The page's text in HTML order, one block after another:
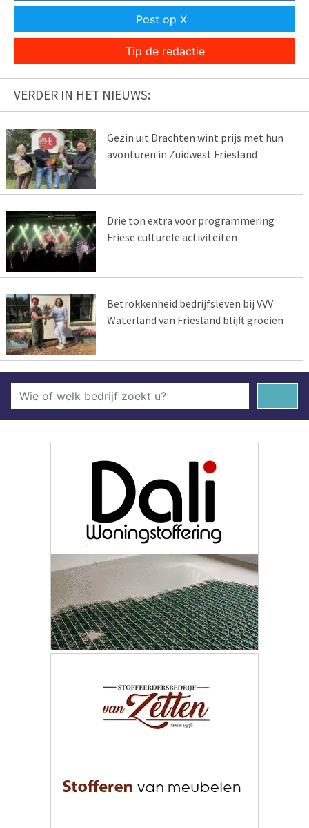
Post op X
Tip de redactie
VERDER IN HET NIEUWS:
Gezin uit Drachten wint prijs met hun
avonturen in Zuidwest Friesland
Drie ton extra voor programmering
Friese culturele activiteiten
Betrokkenheid bedrijfsleven bij VVV
Waterland van Friesland blijft groeien